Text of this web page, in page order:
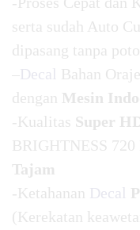
serta sudah Auto
dipasang tanpa
–Decal Bahan
dengan Mesin
-Kualitas Super
BRIGHTNESS
Tajam
-Ketahanan Decal
(Kerekatan